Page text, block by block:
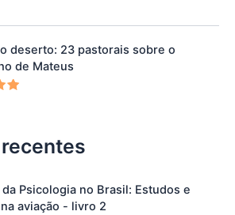
deserto: 23 pastorais sobre o
de Mateus
da Psicologia no Brasil: Estudos e
aviação - livro 2